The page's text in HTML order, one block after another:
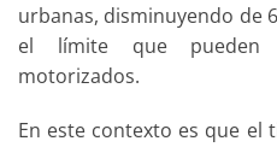
urbanas, disminuyendo de
el límite que pueden
motorizados.
En este contexto es que el